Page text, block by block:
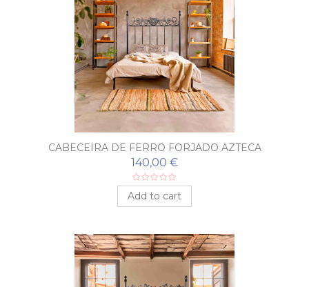
CABECEIRA DE FERRO FORJADO AZTECA
140,00 €
Add to cart